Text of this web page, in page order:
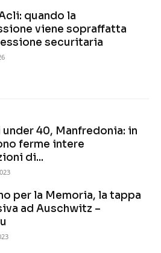
quando la
viene sopraffatta
securitaria
40, Manfredonia: in
ferme intere
di...
per la Memoria, la tappa
ad Auschwitz –